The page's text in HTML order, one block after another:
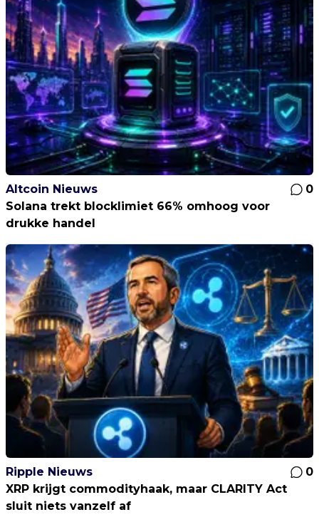
Altcoin Nieuws
0
Solana trekt blocklimiet 66% omhoog voor
drukke handel
Ripple Nieuws
0
XRP krijgt commodityhaak, maar CLARITY Act
sluit niets vanzelf af